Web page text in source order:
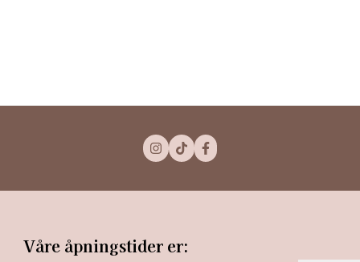
Våre åpningstider er: